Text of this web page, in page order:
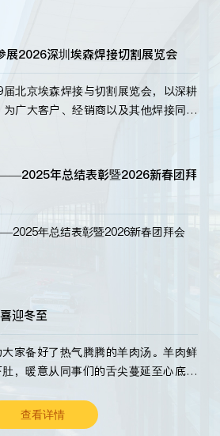
品、新技术。新老客户、行业伙伴、
布的新产…
展2026深圳埃森焊接切割展览会
北京埃森焊接与切割展览会，以深耕
广大客户、经销商以及其他焊接同仁
年总结表彰暨2026新春团拜
年总结表彰暨2026新春团拜会
迎冬至
家备好了热气腾腾的羊肉汤。羊肉鲜
，暖意从同事们的舌尖蔓延至心底。
查看详情